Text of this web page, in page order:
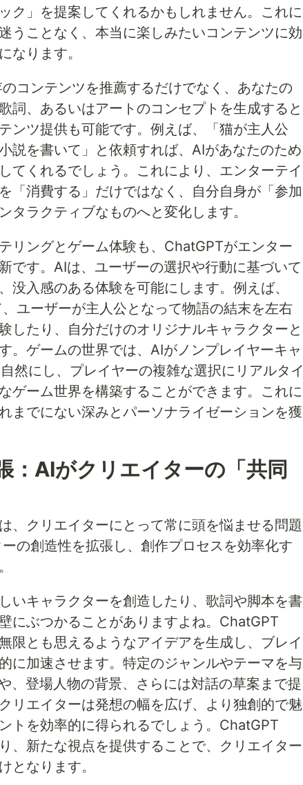
ク」を提案してくれるかもしれません。これに
うことなく、本当に楽しみたいコンテンツに効
なります。
コンテンツを推薦するだけでなく、あなたの
詞、あるいはアートのコンセプトを生成すると
ンツ提供も可能です。例えば、「猫が主人公
説を書いて」と依頼すれば、AIがあなたのため
てくれるでしょう。これにより、エンターテイ
「消費する」だけではなく、自分自身が「参加
タラクティブなものへと変化します。
リングとゲーム体験も、ChatGPTがエンター
です。AIは、ユーザーの選択や行動に基づいて
没入感のある体験を可能にします。例えば、
ユーザーが主人公となって物語の結末を左右
したり、自分だけのオリジナルキャラクターと
。ゲームの世界では、AIがノンプレイヤーキャ
然にし、プレイヤーの複雑な選択にリアルタイ
ゲーム世界を構築することができます。これに
までにない深みとパーソナライゼーションを獲
：AIがクリエイターの「共同
、クリエイターにとって常に頭を悩ませる問題
の創造性を拡張し、創作プロセスを効率化す
いキャラクターを創造したり、歌詞や脚本を書
にぶつかることがありますよね。ChatGPT
限とも思えるようなアイデアを生成し、ブレイ
に加速させます。特定のジャンルやテーマを与
、登場人物の背景、さらには対話の草案まで提
リエイターは発想の幅を広げ、より独創的で魅
トを効率的に得られるでしょう。ChatGPT
、新たな視点を提供することで、クリエイター
となります。